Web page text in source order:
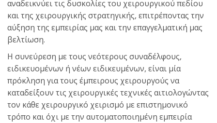
αναδεικνύει τις δυσκολίες του χειρουργικού πεδίου
και της χειρουργικής στρατηγικής, επιτρέποντας την
αύξηση της εμπειρίας μας και την επαγγελματική μας
βελτίωση.
Η συνεύρεση με τους νεότερους συναδέλφους,
ειδικευομένων ή νέων ειδικευμένων, είναι μία
πρόκληση για τους έμπειρους χειρουργούς να
καταδείξουν τις χειρουργικές τεχνικές αιτιολογώντας
τον κάθε χειρουργικό χειρισμό με επιστημονικό
τρόπο και όχι με την αυτοματοποιημένη εμπειρία